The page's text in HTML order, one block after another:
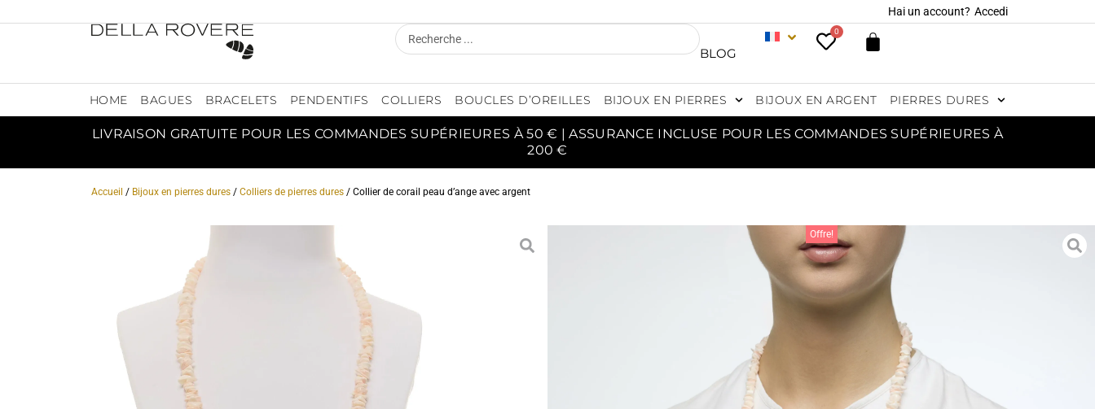
Hai un account? Accedi
BLOG
0
HOME BAGUES BRACELETS PENDENTIFS COLLIERS BOUCLES D’OREILLES BIJOUX EN PIERRES BIJOUX EN ARGENT PIERRES DURES
LIVRAISON GRATUITE POUR LES COMMANDES SUPÉRIEURES À 50 € | ASSURANCE INCLUSE POUR LES COMMANDES SUPÉRIEURES À
200 €
Accueil / Bijoux en pierres dures / Colliers de pierres dures / Collier de corail peau d’ange avec argent
Offre!
COLLIER DE CORAIL PEAU
D’ANGE AVEC ARGENT
196,00 €186,00
Collier enfilé en corail peau d’ange avec des éclats irréguliers.